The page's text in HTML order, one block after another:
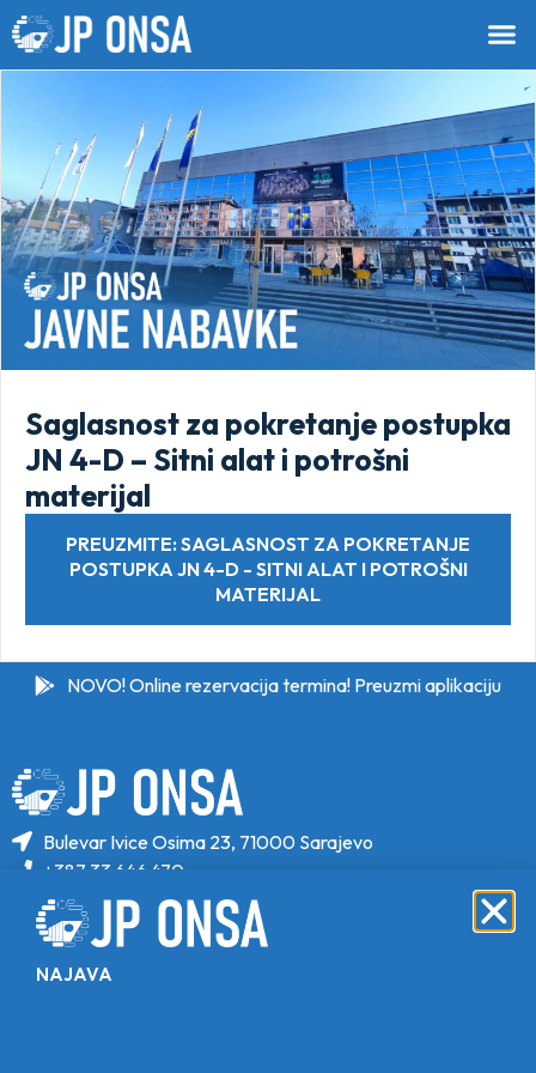
Saglasnost za pokretanje postupka
JN 4-D – Sitni alat i potrošni
materijal
PREUZMITE: SAGLASNOST ZA POKRETANJE
POSTUPKA JN 4-D - SITNI ALAT I POTROŠNI
MATERIJAL
NOVO! Online rezervacija termina! Preuzmi aplikaciju
Bulevar Ivice Osima 23, 71000 Sarajevo
+387 33 646 470
+387 33 646 471
info@jponsa.ba
NAJAVA